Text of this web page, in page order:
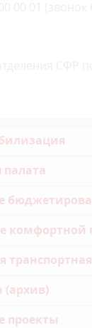
комфортной
(архив)
проекты